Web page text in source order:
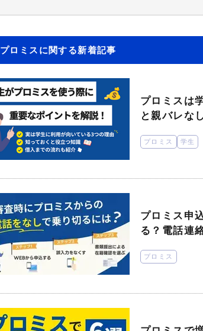
プロミスに関する新着記事
プロミスは
と親バレな
プロミス 学生
プロミス申
る？電話連
プロミス